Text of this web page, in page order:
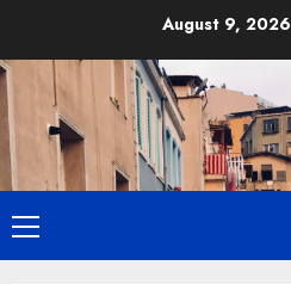
content
August 9, 2026
Primary
Menu